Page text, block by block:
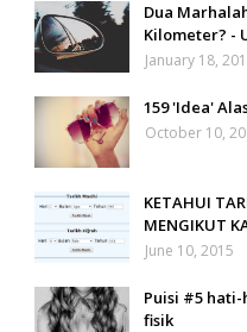
Dua
Kilometer? -
January 18,
159 'Idea'
October 10,
KETAHUI
MENGIKUT
June 10, 2015
Puisi #5
fisik